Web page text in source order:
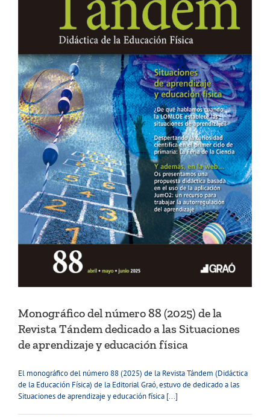
Monográfico del número 88 (2025) de la
Revista Tándem dedicado a las Situaciones
de aprendizaje y educación física
El monográfico del número 88 (2025) de la Revista Tándem (Didáctica
de la Educación Física) de la Editorial Graó, estuvo de dedicado a las
Situaciones de aprendizaje y educación física [...]